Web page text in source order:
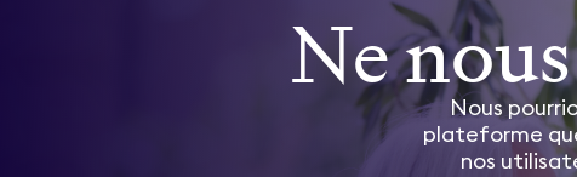
Ne
Nous
plateforme
nos